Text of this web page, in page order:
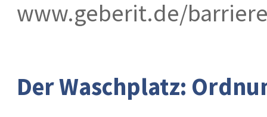
www.geberit.de/
Der Waschplatz: